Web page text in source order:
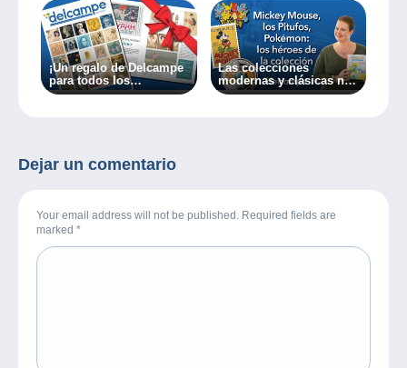
¡Un regalo de Delcampe
para todos los
coleccionistas!
Las colecciones
modernas y clásicas no
son incompatibles
Dejar un comentario
Your email address will not be published. Required fields are
marked *